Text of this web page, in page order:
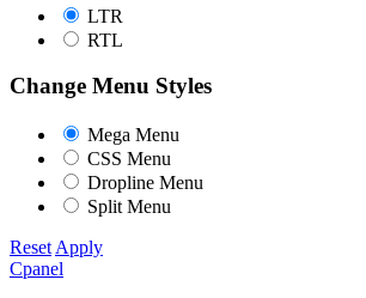
LTR
RTL
Change Menu Styles
Mega Menu
CSS Menu
Dropline Menu
Split Menu
Reset Apply
Cpanel